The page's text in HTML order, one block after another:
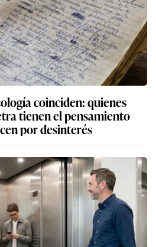
coinciden: quienes
tienen el pensamiento
por desinterés